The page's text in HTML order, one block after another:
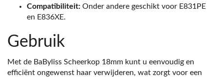
Compatibiliteit: Onder andere geschikt voor E831PE
en E836XE.
Gebruik
Met de BaByliss Scheerkop 18mm kunt u eenvoudig en
efficiënt ongewenst haar verwijderen, wat zorgt voor een